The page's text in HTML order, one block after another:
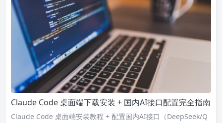
Claude Code 桌面端下载安装 + 国内AI接口配置完全指南
Claude Code 桌面端安装教程 + 配置国内AI接口（DeepSeek/Q